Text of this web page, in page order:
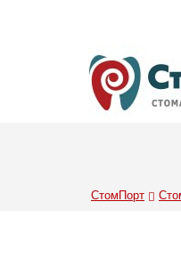
СтомПорт